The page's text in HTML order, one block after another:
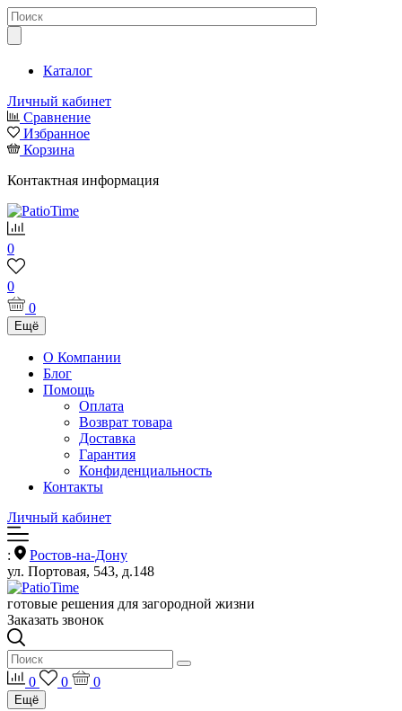
Каталог
Личный кабинет
Сравнение
Избранное
Корзина
Контактная информация
0
0
0
Ещё
О Компании
Блог
Помощь
Оплата
Возврат товара
Доставка
Гарантия
Конфиденциальность
Контакты
Личный кабинет
:
Ростов-на-Дону
ул. Портовая, 543, д.148
готовые решения для загородной жизни
Заказать звонок
0 0 0
Ещё